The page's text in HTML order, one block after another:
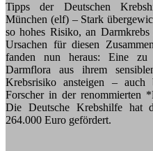
Tipps der Deutschen
München (elf) – Stark
so hohes Risiko, an
Ursachen für diesen
fanden nun heraus: Eine
Darmflora aus ihrem
Krebsrisiko ansteigen –
Forscher in der renommierten
Die Deutsche Krebshilfe hat
264.000 Euro gefördert.